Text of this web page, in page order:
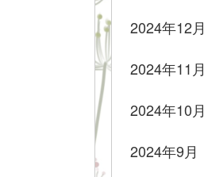
2024年12月
2024年11月
2024年10月
2024年9月